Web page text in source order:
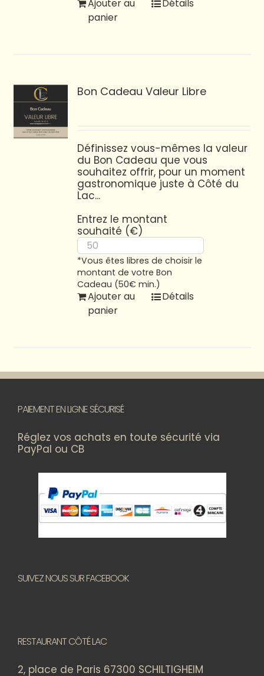
Ajouter au
panier
Détails
Bon Cadeau Valeur Libre
Définissez vous-mêmes la valeur
du Bon Cadeau que vous
souhaitez offrir, pour un moment
gastronomique juste à Côté du
Lac...
Entrez le montant
souhaité (€)
*Vous êtes libres de choisir le
montant de votre Bon
Cadeau (50€ min.)
Ajouter au
panier
Détails
PAIEMENT EN LIGNE SÉCURISÉ
Réglez vos achats en toute sécurité via
PayPal ou CB
SUIVEZ NOUS SUR FACEBOOK
RESTAURANT CÔTÉ LAC
2, place de Paris 67300 SCHILTIGHEIM